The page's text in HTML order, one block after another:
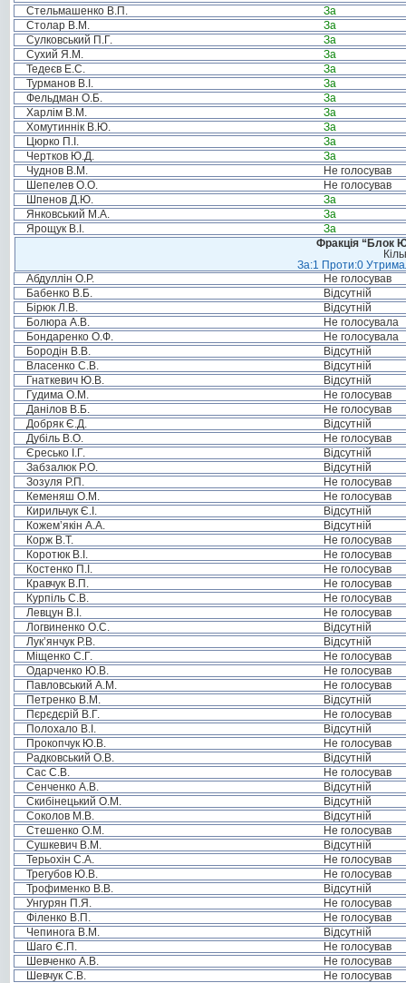
Стельмашенко В.П.
За
Столар В.М.
За
Сулковський П.Г.
За
Сухий Я.М.
За
Тедеєв Е.С.
За
Турманов В.І.
За
Фельдман О.Б.
За
Харлім В.М.
За
Хомутиннік В.Ю.
За
Цюрко П.І.
За
Чертков Ю.Д.
За
Чуднов В.М.
Не голосував
Шепелев О.О.
Не голосував
Шпенов Д.Ю.
За
Янковський М.А.
За
Ярощук В.І.
За
Фракція “Блок
За:1 Проти:0
Абдуллін О.Р.
Не голосував
Бабенко В.Б.
Відсутній
Бірюк Л.В.
Відсутній
Болюра А.В.
Не голосувала
Бондаренко О.Ф.
Не голосувала
Бородін В.В.
Відсутній
Власенко С.В.
Відсутній
Гнаткевич Ю.В.
Відсутній
Гудима О.М.
Не голосував
Данілов В.Б.
Не голосував
Добряк Є.Д.
Відсутній
Дубіль В.О.
Не голосував
Єресько І.Г.
Відсутній
Забзалюк Р.О.
Відсутній
Зозуля Р.П.
Не голосував
Кеменяш О.М.
Не голосував
Кирильчук Є.І.
Відсутній
Кожем’якін А.А.
Відсутній
Корж В.Т.
Не голосував
Коротюк В.І.
Не голосував
Костенко П.І.
Не голосував
Кравчук В.П.
Не голосував
Курпіль С.В.
Не голосував
Левцун В.І.
Не голосував
Логвиненко О.С.
Відсутній
Лук’янчук Р.В.
Відсутній
Міщенко С.Г.
Не голосував
Одарченко Ю.В.
Не голосував
Павловський А.М.
Не голосував
Петренко В.М.
Відсутній
Пєрєдєрій В.Г.
Не голосував
Полохало В.І.
Відсутній
Прокопчук Ю.В.
Не голосував
Радковський О.В.
Відсутній
Сас С.В.
Не голосував
Сенченко А.В.
Відсутній
Скибінецький О.М.
Відсутній
Соколов М.В.
Відсутній
Стешенко О.М.
Не голосував
Сушкевич В.М.
Відсутній
Терьохін С.А.
Не голосував
Трегубов Ю.В.
Не голосував
Трофименко В.В.
Відсутній
Унгурян П.Я.
Не голосував
Філенко В.П.
Не голосував
Чепинога В.М.
Відсутній
Шаго Є.П.
Не голосував
Шевченко А.В.
Не голосував
Шевчук С.В.
Не голосував